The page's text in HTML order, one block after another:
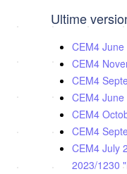
Ultime
CEM4
CEM4
CEM4
CEM4
CEM4
CEM4
CEM4 July
2023/1230